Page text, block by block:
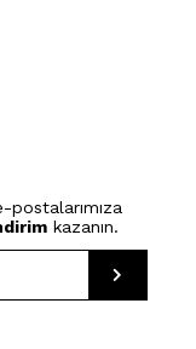
kazanın.